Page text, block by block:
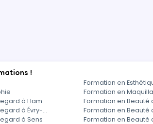
!
Formation en
Formation en
à Ham
Formation en Beauté
à Évry-
Formation en
à Sens
Formation en Beauté